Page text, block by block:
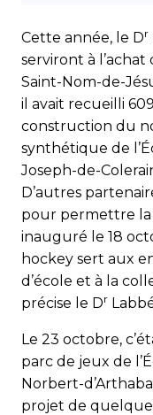
Cette année, le Dr
serviront à
Saint-Nom-de-
il avait recueilli
construction du
synthétique de
Joseph-de-
D’autres
pour permettre la
inauguré le 18
hockey sert aux
d’école et à la
précise le Dr
Le 23 octobre,
parc de jeux de
Norbert-
projet de quelque